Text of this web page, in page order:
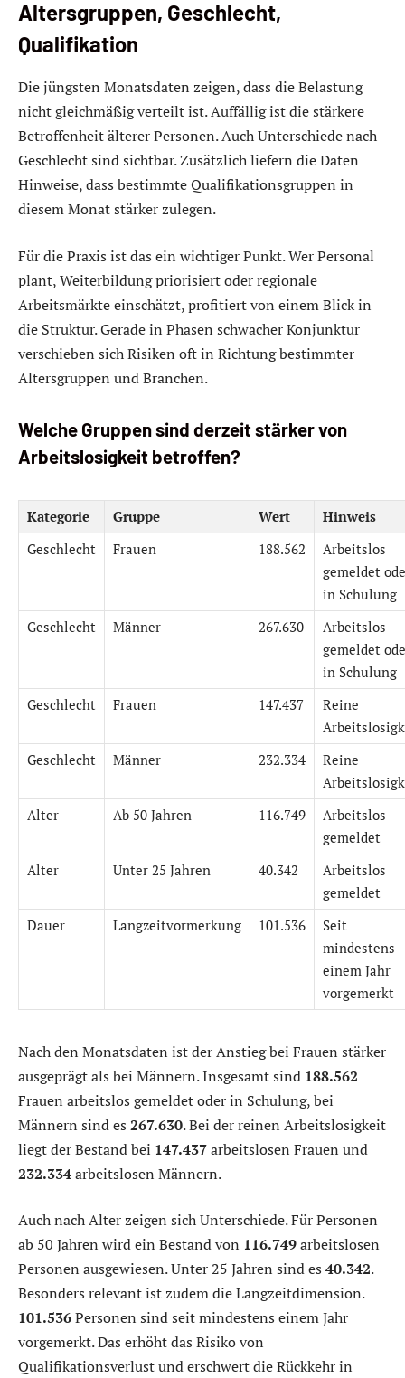
Altersgruppen, Geschlecht,
Qualifikation
Die jüngsten Monatsdaten zeigen, dass die Belastung
nicht gleichmäßig verteilt ist. Auffällig ist die stärkere
Betroffenheit älterer Personen. Auch Unterschiede nach
Geschlecht sind sichtbar. Zusätzlich liefern die Daten
Hinweise, dass bestimmte Qualifikationsgruppen in
diesem Monat stärker zulegen.
Für die Praxis ist das ein wichtiger Punkt. Wer Personal
plant, Weiterbildung priorisiert oder regionale
Arbeitsmärkte einschätzt, profitiert von einem Blick in
die Struktur. Gerade in Phasen schwacher Konjunktur
verschieben sich Risiken oft in Richtung bestimmter
Altersgruppen und Branchen.
Welche Gruppen sind derzeit stärker von
Arbeitslosigkeit betroffen?
Kategorie Gruppe Wert
Hinweis
Geschlecht
Frauen 188.562
Arbeitslos
gemeldet
in Schulung
Geschlecht
Männer 267.630
Arbeitslos
gemeldet
in Schulung
Geschlecht
Frauen 147.437
Reine
Geschlecht
Männer 232.334
Reine
Alter
Ab 50 Jahren 116.749
Arbeitslos
gemeldet
Alter
Unter 25 Jahren 40.342
Arbeitslos
gemeldet
Dauer
Langzeitvormerkung 101.536
Seit
mindestens
einem Jahr
vorgemerkt
Nach den Monatsdaten ist der Anstieg bei Frauen stärker
ausgeprägt als bei Männern. Insgesamt sind 188.562
Frauen arbeitslos gemeldet oder in Schulung, bei
Männern sind es 267.630. Bei der reinen Arbeitslosigkeit
liegt der Bestand bei 147.437arbeitslosen Frauen und
232.334arbeitslosen Männern.
Auch nach Alter zeigen sich Unterschiede. Für Personen
ab 50 Jahren wird ein Bestand von 116.749arbeitslosen
Personen ausgewiesen. Unter 25 Jahren sind es 40.342.
Besonders relevant ist zudem die Langzeitdimension.
101.536Personen sind seit mindestens einem Jahr
vorgemerkt. Das erhöht das Risiko von
Qualifikationsverlust und erschwert die Rückkehr in